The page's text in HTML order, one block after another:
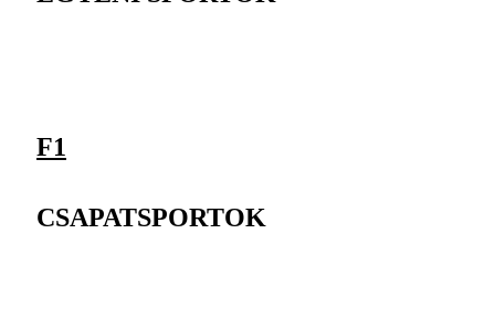
F1
CSAPATSPORTOK